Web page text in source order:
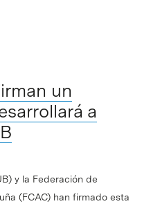
un
a
y la Federación de
(FCAC) han firmado esta